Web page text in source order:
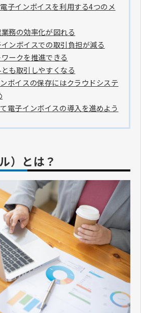
子インボイスを利用する4つのメ
務の効率化が図れる
ンボイスでの取引負担が減る
ークを推進できる
も取引しやすくなる
ボイスの保存にはクラウドシステ
電子インボイスの導入を進めよう
）とは？